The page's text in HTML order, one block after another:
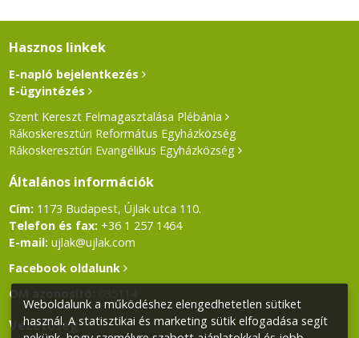
Hasznos linkek
E-napló bejelentkezés
E-ügyintézés
Szent Kereszt Felmagasztalása Plébánia
Rákoskeresztúri Református Egyházközség
Rákoskeresztúri Evangélikus Egyházközség
Általános információk
Cím: 1173 Budapest, Újlak utca 110.
Telefon és fax: +36 1 257 1464
E-mail: ujlak@ujlak.com
Facebook oldalunk
OM azonosító: 035114
Vezetőség
Weboldalunk a működéshez elengedhetetlen sütiket
használ. A statisztikai és marketing sütik elfogadása segít